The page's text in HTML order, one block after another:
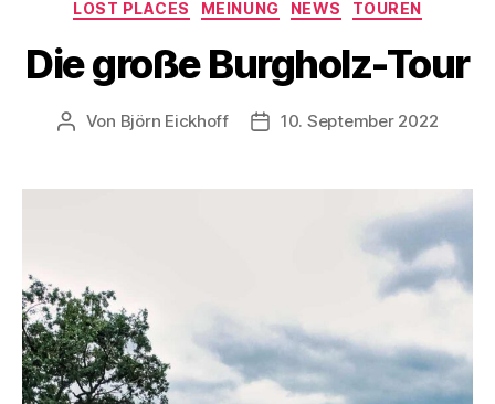
LOST PLACES MEINUNG NEWS TOUREN
Die große Burgholz-Tour
Beitragsautor
Von Björn Eickhoff Veröffentlichungsdatum
10. September 2022